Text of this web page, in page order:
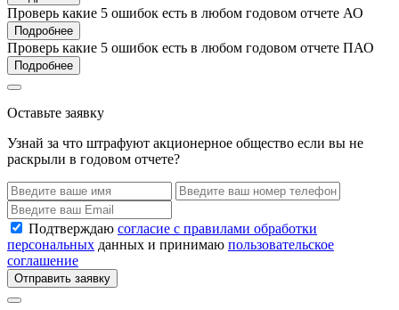
Проверь какие 5 ошибок есть в любом годовом отчете АО
Подробнее
Проверь какие 5 ошибок есть в любом годовом отчете ПАО
Подробнее
Оставьте заявку
Узнай за что штрафуют акционерное общество если вы не
раскрыли в годовом отчете?
Подтверждаю согласие с правилами обработки
персональных данных и принимаю пользовательское
соглашение
Отправить заявку